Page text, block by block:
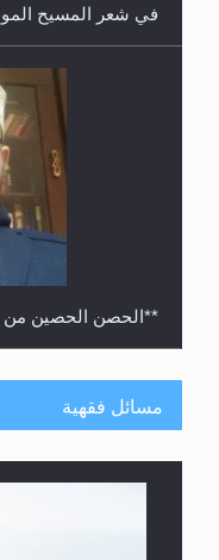
في شعر المسيح
**الحصن الحصين
مسائل فقهية